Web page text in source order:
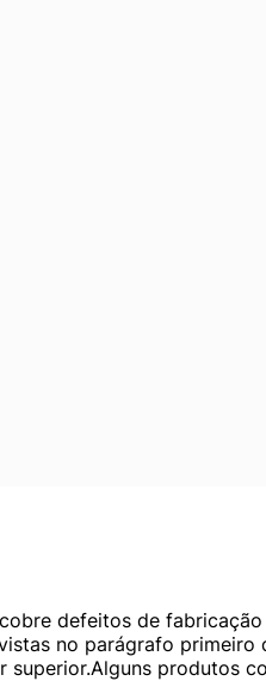
defeitos de fabricação
no parágrafo primeiro
produtos